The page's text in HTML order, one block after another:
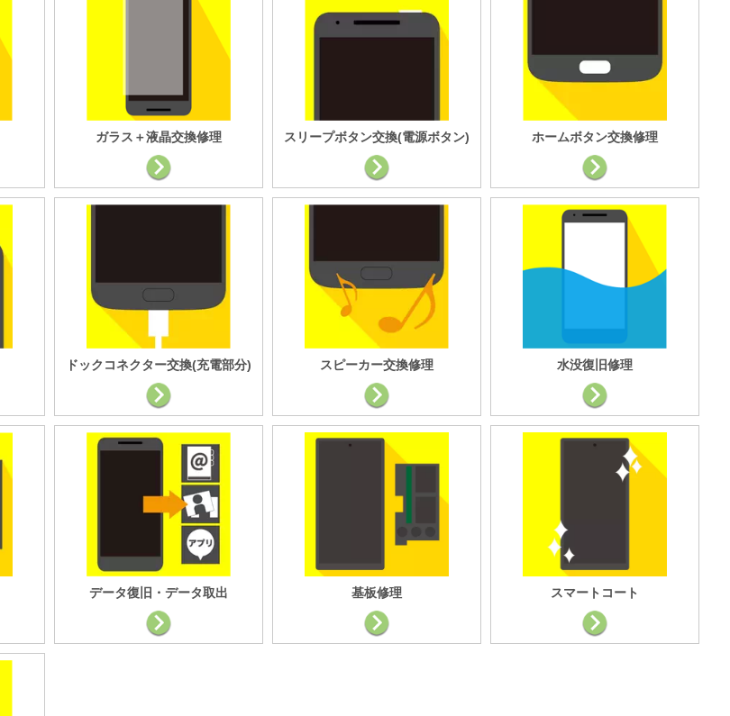
ガラス＋液晶交換修理 スリープボタン交換(電源ボタン) ホームボタン交換修理
ドックコネクター交換(充電部分) スピーカー交換修理 水没復旧修理
データ復旧・データ取出 基板修理 スマートコート